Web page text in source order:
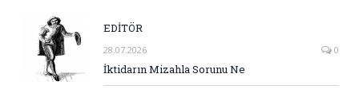
EDİTÖR
28.07.2026 0
İktidarın Mizahla Sorunu Ne